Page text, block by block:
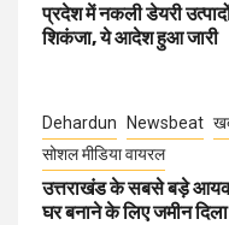
प्रदेश में नकली डेयरी
शिकंजा, ये आदेश हुआ जारी
Dehardun Newsbeat
सोशल मीडिया वायरल
उत्तराखंड के सबसे बड़े
घर बनाने के लिए जमीन